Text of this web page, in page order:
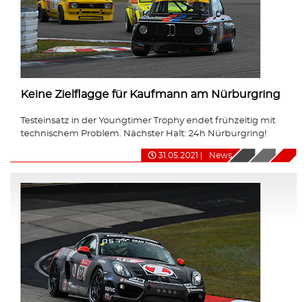
Keine Zielflagge für Kaufmann am Nürburgring
Testeinsatz in der Youngtimer Trophy endet frühzeitig mit
technischem Problem. Nächster Halt: 24h Nürburgring!
31.05.2021 News